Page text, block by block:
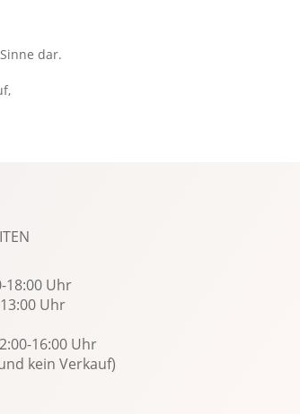
dar.
18:00 Uhr
Uhr
16:00 Uhr
kein Verkauf)